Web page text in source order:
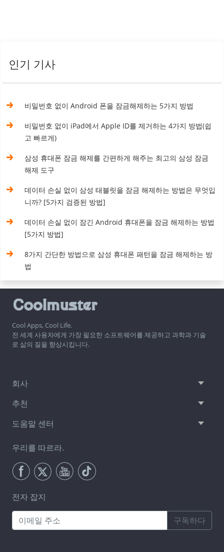
인기 기사
비밀번호 없이 Android 폰을 잠금해제하는 5가지 방법
비밀번호 없이 iPad에서 Apple ID를 제거하는 4가지 방법(쉽
고 빠르게)
삼성 휴대폰 잠금 해제를 간편하게 해주는 최고의 삼성 잠금
해제 도구
데이터 손실 없이 삼성 태블릿을 잠금 해제하는 방법은 무엇입
니까? [5가지 검증된 방법]
데이터 손실 없이 잠긴 Android 휴대폰을 잠금 해제하는 방법
[5가지 방법]
8가지 간단한 방법으로 삼성 휴대폰 패턴을 잠금 해제하는 방
법
Cool Apps, Cool Life.
전 세계 사용자에게 가장 필요한 소프트웨어를 제공하고 과학과 기술
로 삶의 질을 향상시킵니다.
회사
추천
도움말 센터
우리를 따르라.
전자 잡지
구독하다